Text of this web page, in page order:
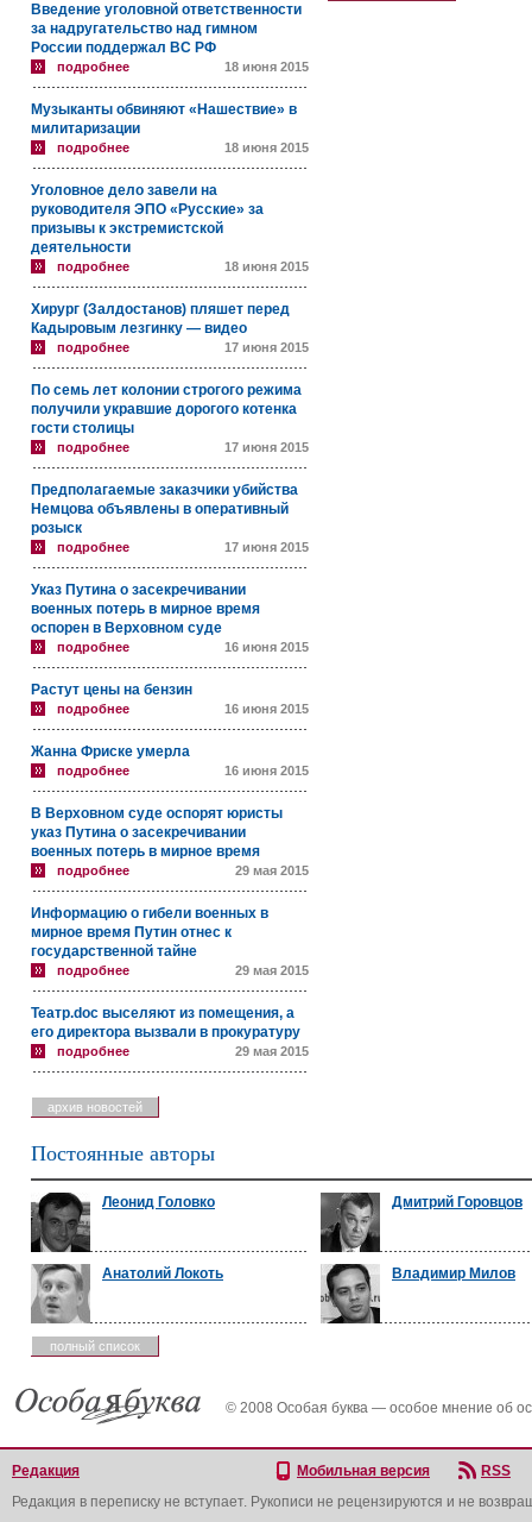
Введение уголовной ответственности
за надругательство над гимном
России поддержал ВС РФ
подробнее 18 июня 2015
Музыканты обвиняют «Нашествие» в
милитаризации
подробнее 18 июня 2015
Уголовное дело завели на
руководителя ЭПО «Русские» за
призывы к экстремистской
деятельности
подробнее 18 июня 2015
Хирург (Залдостанов) пляшет перед
Кадыровым лезгинку — видео
подробнее 17 июня 2015
По семь лет колонии строгого режима
получили укравшие дорогого котенка
гости столицы
подробнее 17 июня 2015
Предполагаемые заказчики убийства
Немцова объявлены в оперативный
розыск
подробнее 17 июня 2015
Указ Путина о засекречивании
военных потерь в мирное время
оспорен в Верховном суде
подробнее 16 июня 2015
Растут цены на бензин
подробнее 16 июня 2015
Жанна Фриске умерла
подробнее 16 июня 2015
В Верховном суде оспорят юристы
указ Путина о засекречивании
военных потерь в мирное время
подробнее 29 мая 2015
Информацию о гибели военных в
мирное время Путин отнес к
государственной тайне
подробнее 29 мая 2015
Театр.doc выселяют из помещения, а
его директора вызвали в прокуратуру
подробнее 29 мая 2015
архив новостей
Постоянные авторы
Леонид Головко Дмитрий Горовцов
Анатолий Локоть Владимир Милов
полный список
© 2008 Особая буква — особое мнение об
Редакция Мобильная версия
RSS
Редакция в переписку не вступает. Рукописи не рецензируются и не